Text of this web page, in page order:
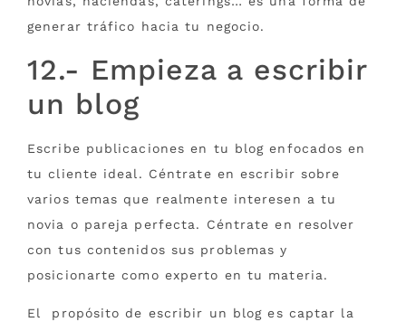
generar tráfico hacia tu negocio.
12.- Empieza a escribir
un blog
Escribe publicaciones en tu blog enfocados en
tu cliente ideal. Céntrate en escribir sobre
varios temas que realmente interesen a tu
novia o pareja perfecta. Céntrate en resolver
con tus contenidos sus problemas y
posicionarte como experto en tu materia.
El propósito de escribir un blog es captar la